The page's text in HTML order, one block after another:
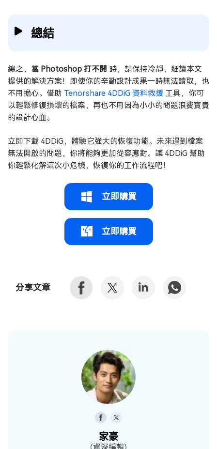
總結
總之，當 Photoshop 打不開 時，請保持冷靜，細讀本文
提供的解決方案！即使你的辛勤設計成果一時無法讀取，也
不用擔心。借助 Tenorshare 4DDiG 資料救援 工具，你可
以輕鬆修復損壞的檔案，再也不用因為小小的問題浪費寶貴
的設計心血。
立即下載 4DDiG，體驗它強大的恢復功能。未來遇到檔案
無法開啟的問題，你將能夠更加從容應對。讓 4DDiG 幫助
你輕鬆化解這次小危機，恢復你的工作流程吧！
立即購買
立即購買
分享文章
家豪
（資深編輯）